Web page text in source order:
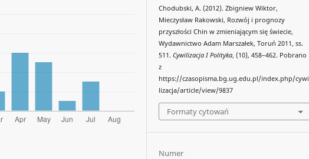
Chodubski, A. (2012). Zbigniew Wiktor,
Mieczysław Rakowski, Rozwój i prognozy
przyszłości Chin w zmieniającym się świecie,
Wydawnictwo Adam Marszałek, Toruń 2011, ss.
511.Cywilizacja I Polityka, (10), 458–462. Pobrano
z
https://czasopisma.bg.ug.edu.pl/index.php/cywi
lizacja/article/view/9837
Formaty cytowań
Numer